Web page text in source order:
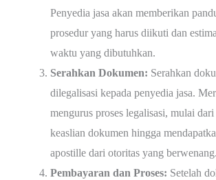
Penyedia jasa akan memberikan
prosedur yang harus diikuti dan
waktu yang dibutuhkan.
Serahkan Dokumen: Serahkan
dilegalisasi kepada penyedia jasa.
mengurus proses legalisasi, mulai
keaslian dokumen hingga
apostille dari otoritas yang berwenang.
Pembayaran dan Proses: Setelah